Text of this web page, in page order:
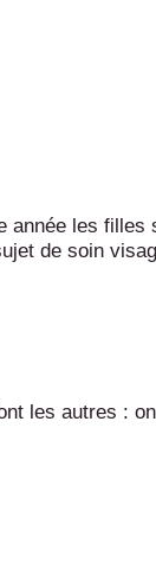
les
de soin
les autres :